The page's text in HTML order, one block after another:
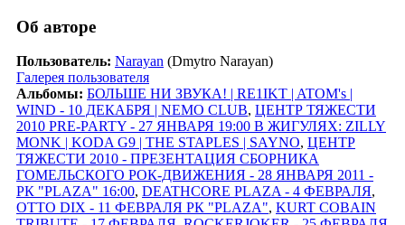
Об авторе
Пользователь: Narayan (Dmytro Narayan)
Галерея пользователя
Альбомы: БОЛЬШЕ НИ ЗВУКА! | RE1IKT | ATOM's |
WIND - 10 ДЕКАБРЯ | NEMO CLUB, ЦЕНТР ТЯЖЕСТИ
2010 PRE-PARTY - 27 ЯНВАРЯ 19:00 В ЖИГУЛЯХ: ZILLY
MONK | KODA G9 | THE STAPLES | SAYNO, ЦЕНТР
ТЯЖЕСТИ 2010 - ПРЕЗЕНТАЦИЯ СБОРНИКА
ГОМЕЛЬСКОГО РОК-ДВИЖЕНИЯ - 28 ЯНВАРЯ 2011 -
РК "PLAZA" 16:00, DEATHCORE PLAZA - 4 ФЕВРАЛЯ,
OTTO DIX - 11 ФЕВРАЛЯ РК "PLAZA", KURT COBAIN